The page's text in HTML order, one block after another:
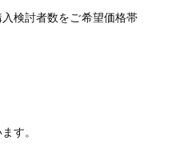
検討者数をご希望価格帯
す。